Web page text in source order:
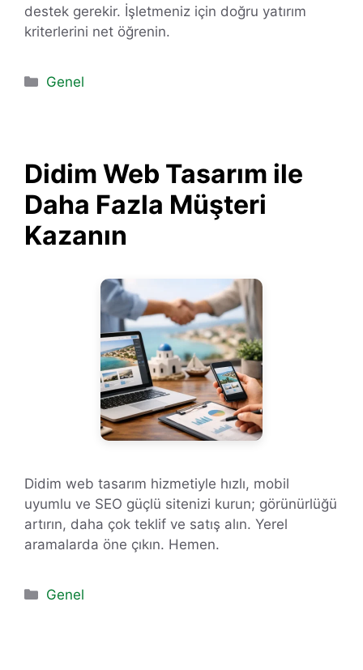
destek gerekir. İşletmeniz için doğru yatırım
kriterlerini net öğrenin.
Kategoriler
Genel
Didim Web Tasarım ile
Daha Fazla Müşteri
Kazanın
Didim web tasarım hizmetiyle hızlı, mobil
uyumlu ve SEO güçlü sitenizi kurun; görünürlüğü
artırın, daha çok teklif ve satış alın. Yerel
aramalarda öne çıkın. Hemen.
Kategoriler
Genel